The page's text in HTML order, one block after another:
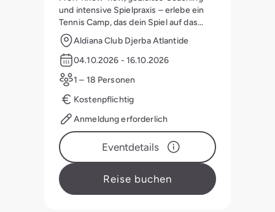
und intensive Spielpraxis – erlebe ein
Tennis Camp, das dein Spiel auf das
nächste Level bringt
Aldiana Club Djerba Atlantide
04.10.2026 - 16.10.2026
1 – 18 Personen
Kostenpflichtig
Anmeldung erforderlich
Eventdetails
Reise buchen